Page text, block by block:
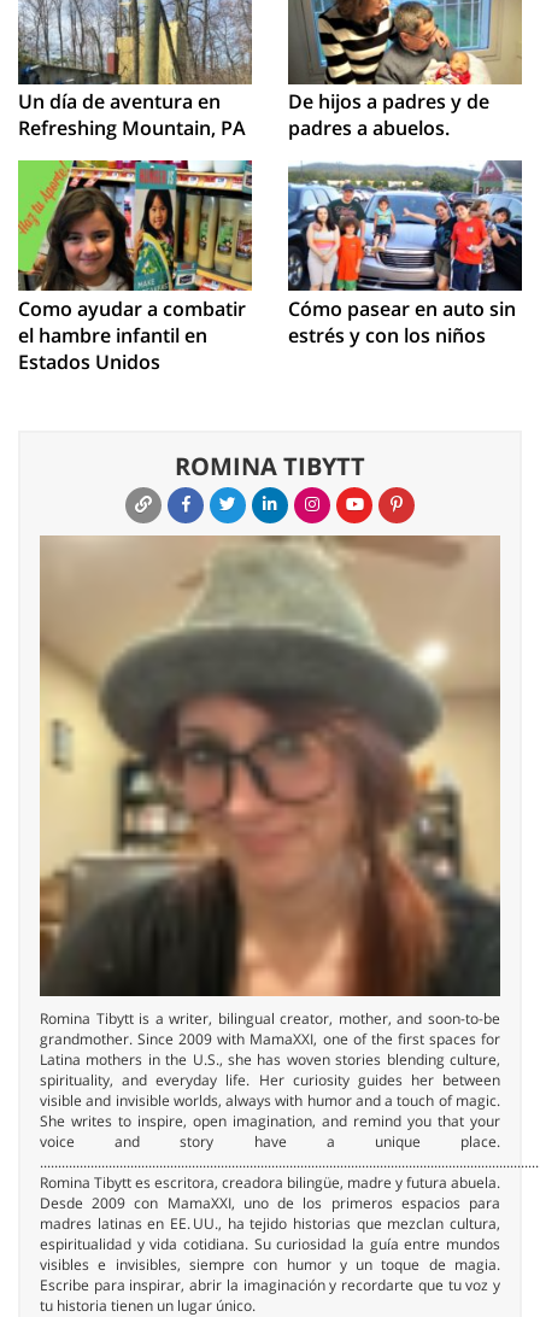
Un día de aventura en
Refreshing Mountain, PA
De hijos a padres y de
padres a abuelos.
Como ayudar a combatir
el hambre infantil en
Estados Unidos
Cómo pasear en auto sin
estrés y con los niños
ROMINA TIBYTT
Romina Tibytt is a writer, bilingual creator, mother, and soon-to-be
grandmother. Since 2009 with MamaXXI, one of the first spaces for
Latina mothers in the U.S., she has woven stories blending culture,
spirituality, and everyday life. Her curiosity guides her between
visible and invisible worlds, always with humor and a touch of magic.
She writes to inspire, open imagination, and remind you that your
voice and story have a unique place.
Romina Tibytt es escritora, creadora bilingüe, madre y futura abuela.
Desde 2009 con MamaXXI, uno de los primeros espacios para
madres latinas en EE. UU., ha tejido historias que mezclan cultura,
espiritualidad y vida cotidiana. Su curiosidad la guía entre mundos
visibles e invisibles, siempre con humor y un toque de magia.
Escribe para inspirar, abrir la imaginación y recordarte que tu voz y
tu historia tienen un lugar único.